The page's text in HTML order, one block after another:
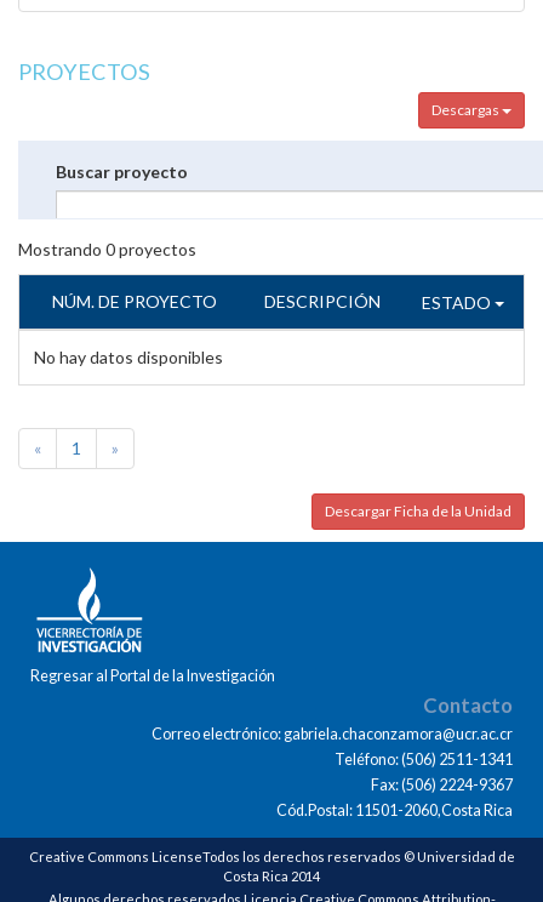
PROYECTOS
Descargas
Buscar proyecto
Mostrando 0proyectos
NÚM. DE PROYECTO DESCRIPCIÓN ESTADO
No hay datos disponibles
« 1 »
Descargar Ficha de la Unidad
Regresar al Portal de la Investigación
Contacto
Correo electrónico: gabriela.chaconzamora@ucr.ac.cr
Teléfono: (506) 2511-1341
Fax: (506) 2224-9367
Cód.Postal: 11501-2060,Costa Rica
Creative Commons LicenseTodos los derechos reservados © Universidad de
Costa Rica 2014